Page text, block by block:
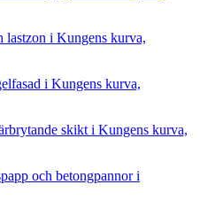
lastzon i Kungens kurva,
i Kungens kurva,
skikt i Kungens kurva,
och betongpannor i